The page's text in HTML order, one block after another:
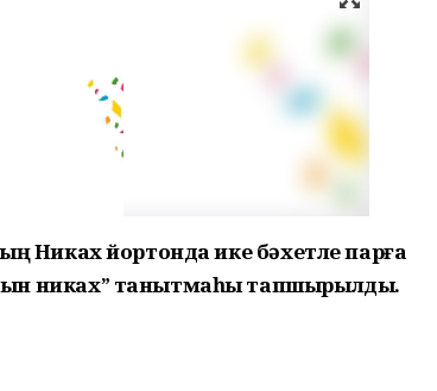
Никах йортонда ике бәхетле парға
никах” танытмаһы тапшырылды.